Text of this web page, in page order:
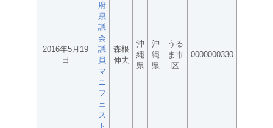
2016年5月19
日
府
県
議
会
議
員
マ
ニ
フ
ェ
ス
ト
森根
伸夫
沖
縄
県
沖
縄
県
うる
ま市
区
0000000330